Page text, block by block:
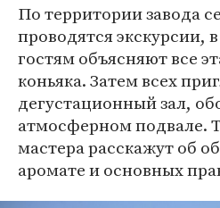
По территории завода
проводятся экскурсии,
гостям объясняют все
коньяка. Затем всех
дегустационный зал,
атмосферном подвале.
мастера расскажут об
аромате и основных